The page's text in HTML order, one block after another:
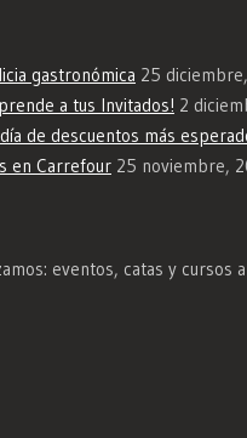
gastronómica 25
a tus Invitados! 2
de descuentos más
en Carrefour 25 noviembre,
eventos, catas y cursos